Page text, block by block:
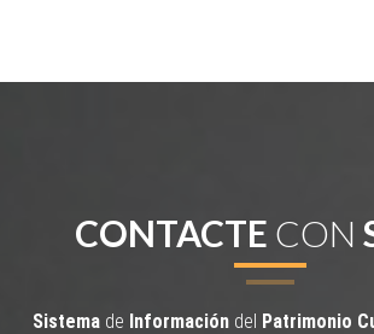
CONTACTE CON
Sistema de Información del Patrimonio